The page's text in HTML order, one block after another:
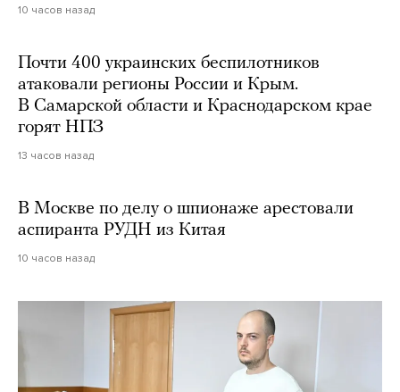
10 часов назад
Почти 400 украинских беспилотников
атаковали регионы России и Крым.
В Самарской области и Краснодарском крае
горят НПЗ
13 часов назад
В Москве по делу о шпионаже арестовали
аспиранта РУДН из Китая
10 часов назад